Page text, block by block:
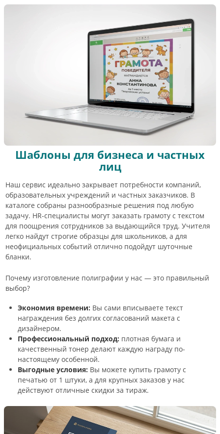
Шаблоны для бизнеса и частных
лиц
Наш сервис идеально закрывает потребности компаний,
образовательных учреждений и частных заказчиков. В
каталоге собраны разнообразные решения под любую
задачу. HR-специалисты могут заказать грамоту с текстом
для поощрения сотрудников за выдающийся труд. Учителя
легко найдут строгие образцы для школьников, а для
неофициальных событий отлично подойдут шуточные
бланки.
Почему изготовление полиграфии у нас — это правильный
выбор?
Экономия времени: Вы сами вписываете текст
награждения без долгих согласований макета с
дизайнером.
Профессиональный подход: плотная бумага и
качественный тонер делают каждую награду по-
настоящему особенной.
Выгодные условия: Вы можете купить грамоту с
печатью от 1 штуки, а для крупных заказов у нас
действуют отличные скидки за тираж.